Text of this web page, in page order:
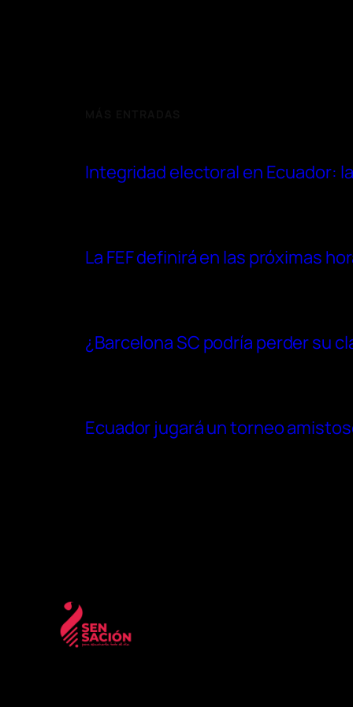
Integridad electoral en Ecuador:
La FEF definirá en las próximas
¿Barcelona SC podría perder su
Ecuador jugará un torneo